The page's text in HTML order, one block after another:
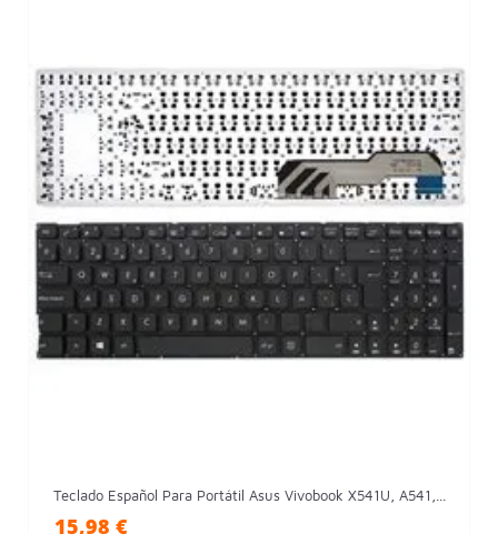
Teclado Español Para Portátil Asus Vivobook X541U, A541,...
15,98 €